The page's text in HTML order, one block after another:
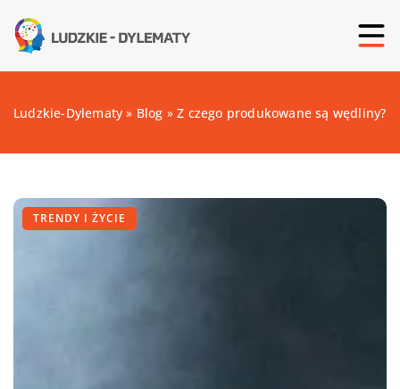
Ludzkie-Dylematy » Blog »Z czego produkowane są wędliny?
TRENDY I ŻYCIE